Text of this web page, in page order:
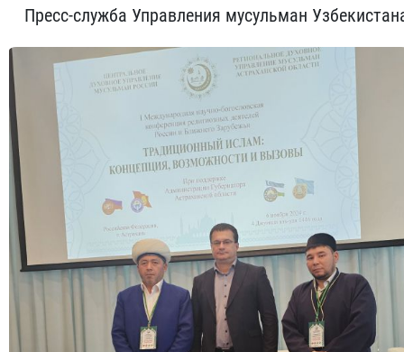
Пресс-служба Управления мусульман